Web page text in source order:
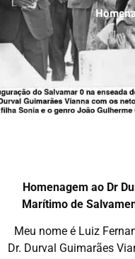
Homenagem ao Dr
Marítimo de
Meu nome é Luiz
Dr. Durval Guimarães